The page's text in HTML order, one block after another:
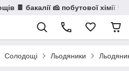
🍫 бакалії 🧀 побутової хімії 🧼
Солодощі Льодяники